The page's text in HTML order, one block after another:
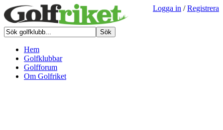
Logga in /Registrera
Hem
Golfklubbar
Golfforum
Om Golfriket